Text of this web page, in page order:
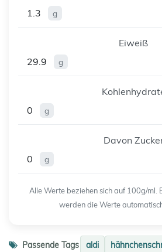
1.3
g
Eiweiß
29.9
g
0
g
Davon
0
g
Alle Werte beziehen sich auf 100g/ml.
werden die Werte
Passende Tags aldi